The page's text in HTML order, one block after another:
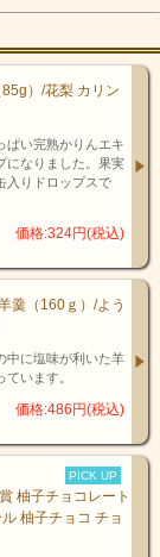
）/花梨 カリン
ぱい完熟かりんエキ
になりました。果実
入りドロップスで
価格:324円(税込)
羹（160ｇ）/よう
中に塩味が利いた羊
います。
価格:486円(税込)
PICK UP
柚子チョコレート
柚子チョコ チョ